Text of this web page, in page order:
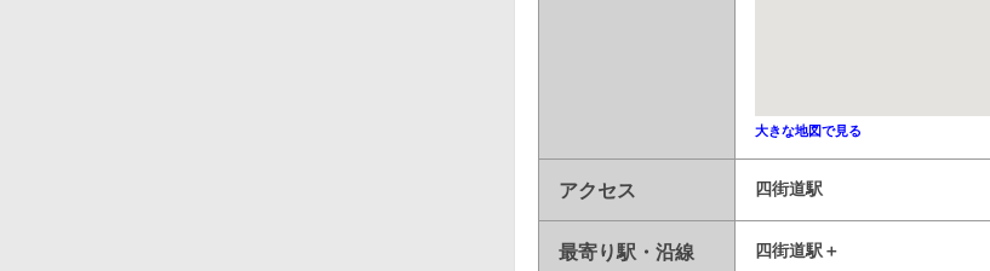
大きな地図で見る
アクセス 四街道駅
最寄り駅・沿線 四街道駅